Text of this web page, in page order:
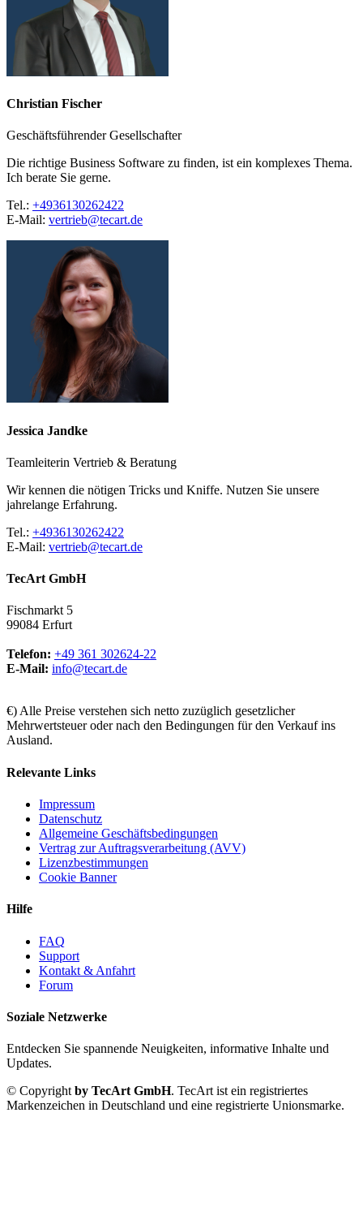
Christian Fischer
Geschäftsführender Gesellschafter
Die richtige Business Software zu finden, ist ein komplexes Thema.
Ich berate Sie gerne.
Tel.: +4936130262422
E-Mail: vertrieb@tecart.de
Jessica Jandke
Teamleiterin Vertrieb & Beratung
Wir kennen die nötigen Tricks und Kniffe. Nutzen Sie unsere
jahrelange Erfahrung.
Tel.: +4936130262422
E-Mail: vertrieb@tecart.de
TecArt GmbH
Fischmarkt 5
99084 Erfurt
Telefon: +49 361 302624-22
E-Mail: info@tecart.de
€) Alle Preise verstehen sich netto zuzüglich gesetzlicher
Mehrwertsteuer oder nach den Bedingungen für den Verkauf ins
Ausland.
Relevante Links
Impressum
Datenschutz
Allgemeine Geschäftsbedingungen
Vertrag zur Auftragsverarbeitung (AVV)
Lizenzbestimmungen
Cookie Banner
Hilfe
FAQ
Support
Kontakt & Anfahrt
Forum
Soziale Netzwerke
Entdecken Sie spannende Neuigkeiten, informative Inhalte und
Updates.
© Copyright by TecArt GmbH. TecArt ist ein registriertes
Markenzeichen in Deutschland und eine registrierte Unionsmarke.